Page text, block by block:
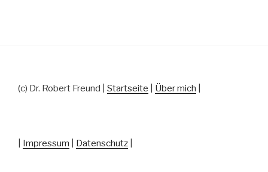
(c) Dr. Robert Freund | Startseite Über mich
Impressum Datenschutz